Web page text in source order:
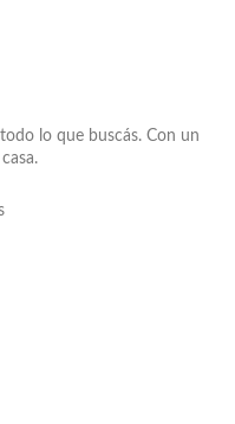
lo que buscás. Con un